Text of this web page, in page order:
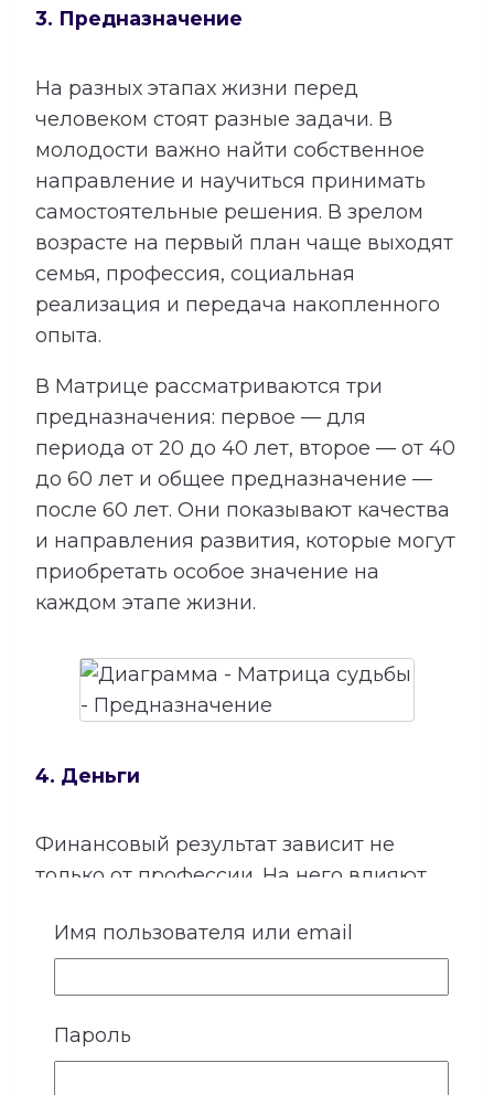
3. Предназначение
На разных этапах жизни перед
человеком стоят разные задачи. В
молодости важно найти собственное
направление и научиться принимать
самостоятельные решения. В зрелом
возрасте на первый план чаще выходят
семья, профессия, социальная
реализация и передача накопленного
опыта.
В Матрице рассматриваются три
предназначения: первое — для
периода от 20 до 40 лет, второе — от 40
до 60 лет и общее предназначение —
после 60 лет. Они показывают качества
и направления развития, которые могут
приобретать особое значение на
каждом этапе жизни.
4. Деньги
Финансовый результат зависит не
только от профессии. На него влияют
привычки, семейные установки,
использовать открывающиеся
возможности.
Имя пользователя или email
Пароль